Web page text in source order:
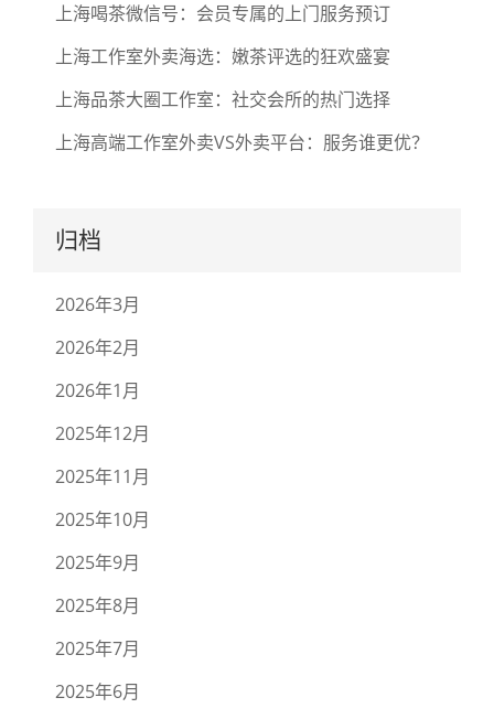
上海喝茶微信号：会员专属的上门服务预订
上海工作室外卖海选：嫩茶评选的狂欢盛宴
上海品茶大圈工作室：社交会所的热门选择
上海高端工作室外卖VS外卖平台：服务谁更优？
归档
2026年3月
2026年2月
2026年1月
2025年12月
2025年11月
2025年10月
2025年9月
2025年8月
2025年7月
2025年6月